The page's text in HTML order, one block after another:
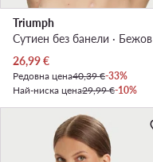
Triumph
Сутиен без банели · Бежов
Актуална цена
26,99€
Редовна цена40,39 €-33%
Най-ниска цена29,99 €-10%